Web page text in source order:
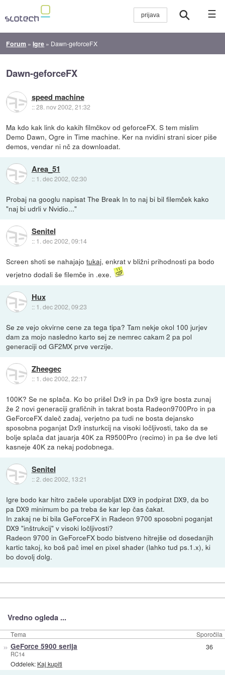
☰
Forum »Igre » Dawn-geforceFX
Dawn-geforceFX
speed machine
::28. nov 2002, 21:32
Ma kdo kak link do kakih filmčkov od geforceFX. S tem mislim
Demo Dawn, Ogre in Time machine. Ker na nvidini strani sicer piše
demos, vendar ni nč za downloadat.
Area_51
:: 1. dec 2002, 02:30
Probaj na googlu napisat The Break In to naj bi bil filemček kako
"naj bi udrli v Nvidio..."
Senitel
:: 1. dec 2002, 09:14
Screen shoti se nahajajotukaj, enkrat v bližni prihodnosti pa bodo
verjetno dodali še filemče in .exe.
Hux
:: 1. dec 2002, 09:23
Se ze vejo okvirne cene za tega tipa? Tam nekje okol 100 jurjev
dam za mojo nasledno karto sej ze nemrec cakam 2 pa pol
generaciji od GF2MX prve verzije.
Zheegec
:: 1. dec 2002, 22:17
100K? Se ne splača. Ko bo prišel Dx9 in pa Dx9 igre bosta zunaj
že 2 novi generaciji grafičnih in takrat bosta Radeon9700Pro in pa
GeForceFX daleč zadaj, verjetno pa tudi ne bosta dejansko
sposobna poganjat Dx9 insturkcij na visoki ločljivosti, tako da se
bolje splača dat jauarja 40K za R9500Pro (recimo) in pa še dve leti
kasneje 40K za nekaj podobnega.
Senitel
::2. dec 2002, 13:21
Igre bodo kar hitro začele uporabljat DX9 in podpirat DX9, da bo
pa DX9 minimum bo pa treba še kar lep čas čakat.
In zakaj ne bi bila GeForceFX in Radeon 9700 sposobni poganjat
DX9 "inštrukcij" v visoki ločljivosti?
Radeon 9700 in GeForceFX bodo bistveno hitrejše od dosedanjih
kartic takoj, ko boš pač imel en pixel shader (lahko tud ps.1.x), ki
bo dovolj dolg.
Vredno ogleda ...
Tema Sporočila
» GeForce 5900 serija
RC14
Oddelek: Kaj kupiti
36